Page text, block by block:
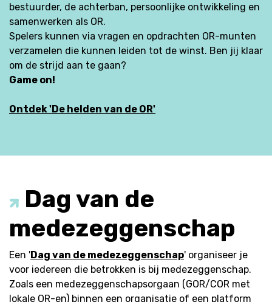
bestuurder, de achterban, persoonlijke ontwikkeling en
samenwerken als OR.
Spelers kunnen via vragen en opdrachten OR-munten
verzamelen die kunnen leiden tot de winst. Ben jij klaar
om de strijd aan te gaan?
Game on!
Ontdek 'De helden van de OR'
Dag van de
medezeggenschap
Een 'Dag van de medezeggenschap' organiseer je
voor iedereen die betrokken is bij medezeggenschap.
Zoals een medezeggenschapsorgaan (GOR/COR met
lokale OR-en) binnen een organisatie of een platform